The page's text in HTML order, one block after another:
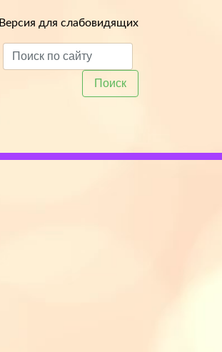
Версия для слабовидящих
Поиск